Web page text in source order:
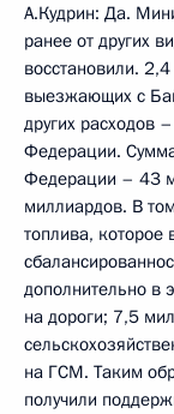
А.Кудрин: Да.
ранее от других
восстановили.
выезжающих с
других расходов
Федерации.
Федерации – 43
миллиардов. В
топлива,
дополнительно в
на дороги; 7,5
на ГСМ. Таким
получили